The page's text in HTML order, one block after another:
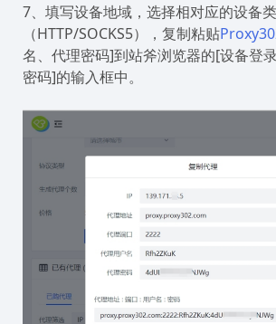
7、填写设备地域，选择相对应的设备
（HTTP/SOCKS5），复制粘贴
名、代理密码]到站斧浏览器的[设备登
密码]的输入框中。